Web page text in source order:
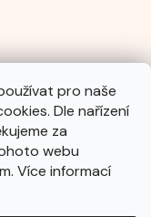
pro naše
Dle nařízení
za
webu
Více informací